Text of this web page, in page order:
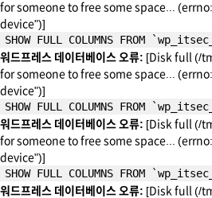
for someone to free some space...
device")]
SHOW FULL COLUMNS FROM
워드프레스 데이터베이스 오류: [Disk full (/
for someone to free some space...
device")]
SHOW FULL COLUMNS FROM
워드프레스 데이터베이스 오류: [Disk full (/
for someone to free some space...
device")]
SHOW FULL COLUMNS FROM
워드프레스 데이터베이스 오류: [Disk full (/